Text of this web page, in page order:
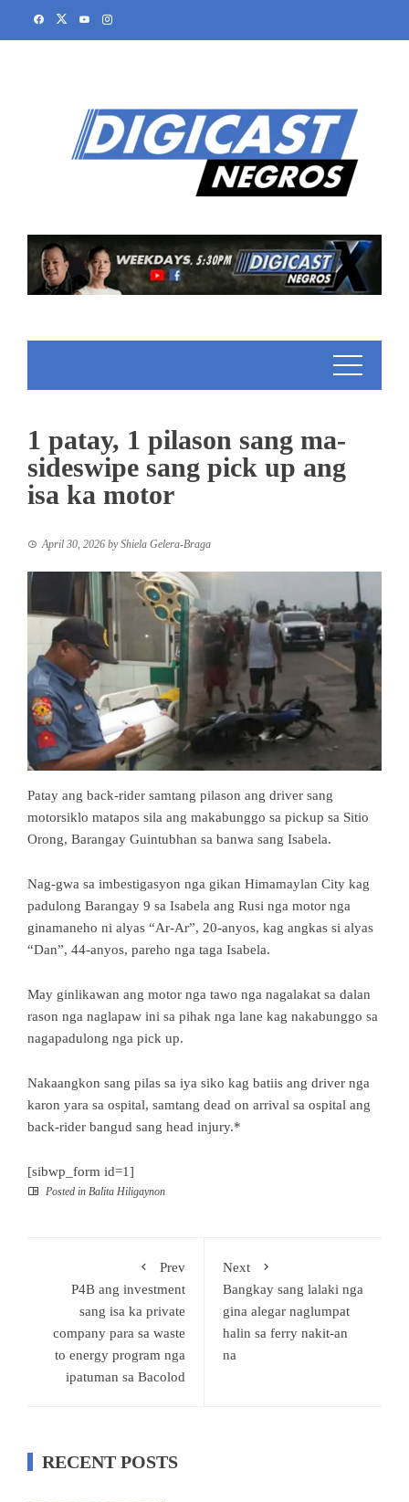
1 patay, 1 pilason sang ma-
sideswipe sang pick up ang
isa ka motor
April 30, 2026 byShiela Gelera-Braga
Patay ang back-rider samtang pilason ang driver sang
motorsiklo matapos sila ang makabunggo sa pickup sa Sitio
Orong, Barangay Guintubhan sa banwa sang Isabela.
Nag-gwa sa imbestigasyon nga gikan Himamaylan City kag
padulong Barangay 9 sa Isabela ang Rusi nga motor nga
ginamaneho ni alyas “Ar-Ar”, 20-anyos, kag angkas si alyas
“Dan”, 44-anyos, pareho nga taga Isabela.
May ginlikawan ang motor nga tawo nga nagalakat sa dalan
rason nga naglapaw ini sa pihak nga lane kag nakabunggo sa
nagapadulong nga pick up.
Nakaangkon sang pilas sa iya siko kag batiis ang driver nga
karon yara sa ospital, samtang dead on arrival sa ospital ang
back-rider bangud sang head injury.*
[sibwp_form id=1]
Posted in Balita Hiligaynon
Prev
P4B ang investment
sang isa ka private
company para sa waste
to energy program nga
ipatuman sa Bacolod
Next
Bangkay sang lalaki nga
gina alegar naglumpat
halin sa ferry nakit-an
na
RECENT POSTS